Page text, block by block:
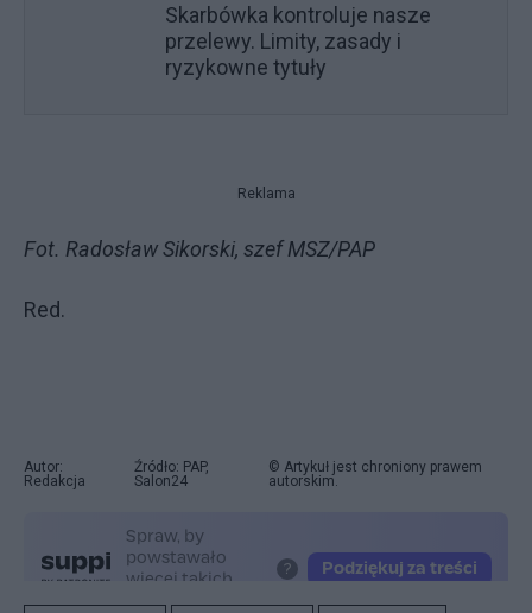
Skarbówka kontroluje nasze
przelewy. Limity, zasady i
ryzykowne tytuły
Reklama
Fot. Radosław Sikorski, szef MSZ/PAP
Red.
Autor:
Redakcja
Źródło: PAP,
Salon24
© Artykuł jest chroniony prawem
autorskim.